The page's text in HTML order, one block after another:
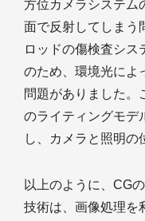
方位カメラシステム
面で反射してしまう
ロッドの傷検査シス
のため、環境光によ
問題がありました。
のライティングモデ
し、カメラと照明の
以上のように、CG
技術は、画像処理を